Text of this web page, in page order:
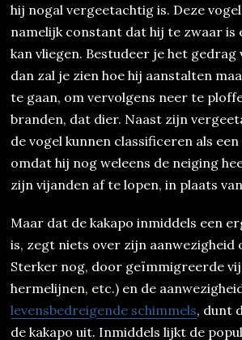
hij nogal vergeetachtig is. Deze
namelijk constant dat hij te zwaar is
kan vliegen. Bestudeer je het gedrag
dan zal je zien hoe hij aanstalten
te gaan, om vervolgens neer te
branden, dat dier. Naast zijn
de vogel kunnen classificeren als een
omdat hij nog weleens de neiging
zijn vijanden af te lopen, in plaats
Maar dat de kakapo inmiddels een
is, zegt niets over zijn aanwezigheid
Sterker nog, door geïmmigreerde
hermelijnen, etc.) en de
levensbedreigende schimmels, dunt
de kakapo uit. Inmiddels lijkt de